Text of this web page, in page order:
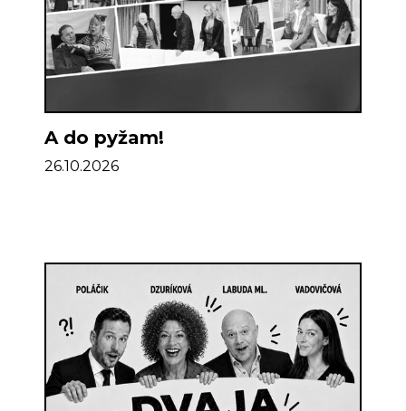
A do pyžam!
26.10.2026